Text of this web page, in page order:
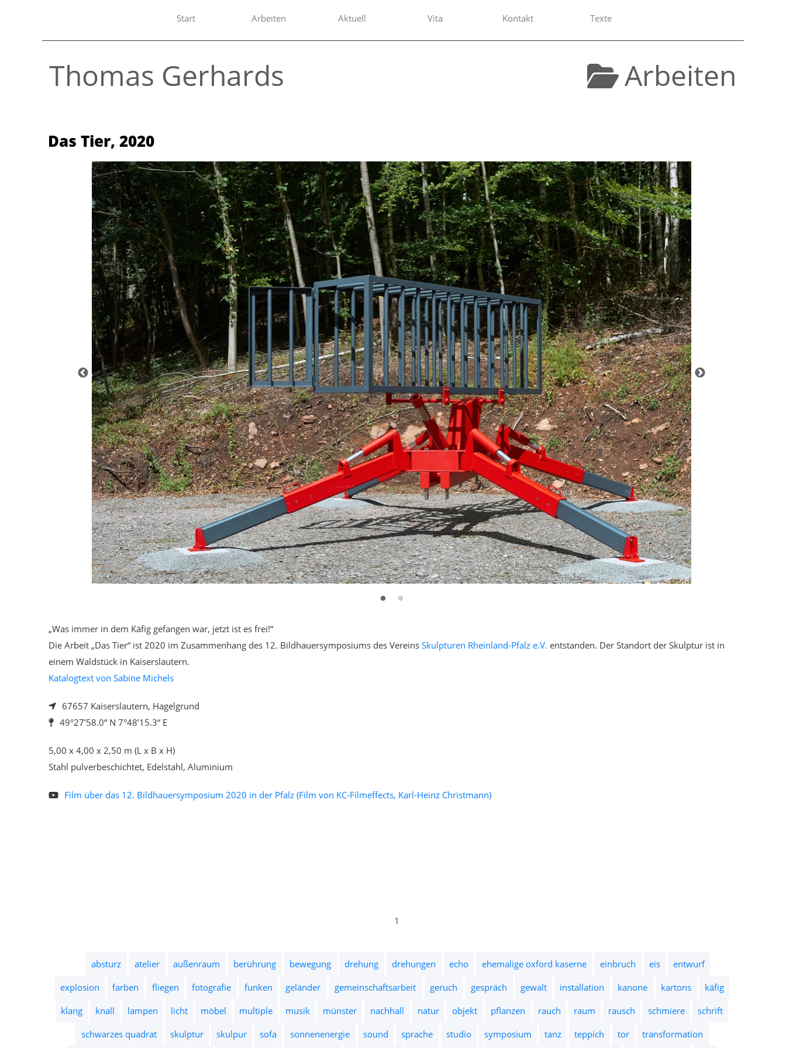
Start Arbeiten Aktuell Vita Kontakt Texte
Thomas Gerhards Arbeiten
Das Tier, 2020
„Was immer in dem Käfig gefangen war, jetzt ist es frei!“
Die Arbeit „Das Tier“ ist 2020 im Zusammenhang des 12. Bildhauersymposiums des Vereins Skulpturen Rheinland-Pfalz e.V. entstanden. Der Standort der Skulptur ist in
einem Waldstück in Kaiserslautern.
Katalogtext von Sabine Michels
67657 Kaiserslautern, Hagelgrund
49°27’58.0“ N 7°48’15.3“ E
5,00 x 4,00 x 2,50 m (L x B x H)
Stahl pulverbeschichtet, Edelstahl, Aluminium
Film über das 12. Bildhauersymposium 2020 in der Pfalz (Film von KC-Filmeffects, Karl-Heinz Christmann)
1
absturz atelier außenraum berührung bewegung drehung drehungen echo ehemalige oxford kaserne einbruch eis
entwurf
explosion
farben fliegen fotografie funken geländer gemeinschaftsarbeit geruch gespräch gewalt installation kanone kartons
käfig
klang
knall lampen licht möbel multiple musik münster nachhall natur objekt pflanzen rauch raum rausch schmiere
schrift
schwarzes quadrat
skulptur skulpur sofa sonnenenergie sound sprache studio symposium tanz teppich tor transformation